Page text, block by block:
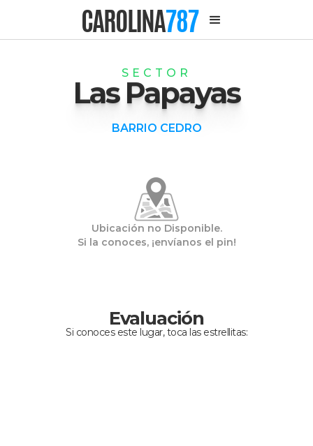
CAROLINA787
SECTOR
Las Papayas
BARRIO CEDRO
Ubicación no Disponible.
Si la conoces, ¡envíanos el pin!
Evaluación
Si conoces este lugar, toca las estrellitas: